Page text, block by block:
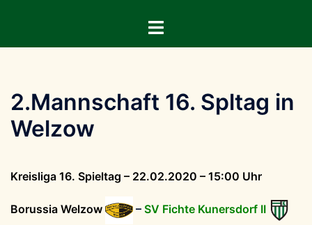
springen
Menü
2.Mannschaft 16. Spltag in
Welzow
Kreisliga 16. Spieltag – 22.02.2020 – 15:00 Uhr
Borussia Welzow – SV Fichte Kunersdorf II